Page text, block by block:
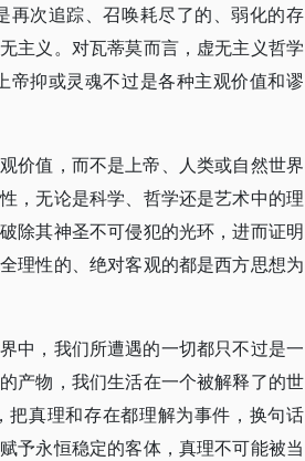
再次追踪、召唤耗尽了的、弱化的存
主义。对瓦蒂莫而言，虚无主义哲学
帝抑或灵魂不过是各种主观价值和谬
价值，而不是上帝、人类或自然世界
，无论是科学、哲学还是艺术中的理
除其神圣不可侵犯的光环，进而证明
理性的、绝对客观的都是西方思想为
中，我们所遭遇的一切都只不过是一
产物，我们生活在一个被解释了的世
把真理和存在都理解为事件，换句话
予永恒稳定的客体，真理不可能被当